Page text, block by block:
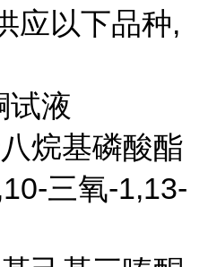
应以下品种,
试液
烷基磷酸酯
三氧-1,13-